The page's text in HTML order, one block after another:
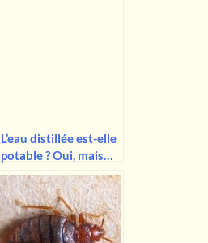
L’eau distillée est-elle
potable ? Oui, mais…